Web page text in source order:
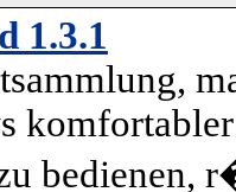
1.3.1
bedienen,